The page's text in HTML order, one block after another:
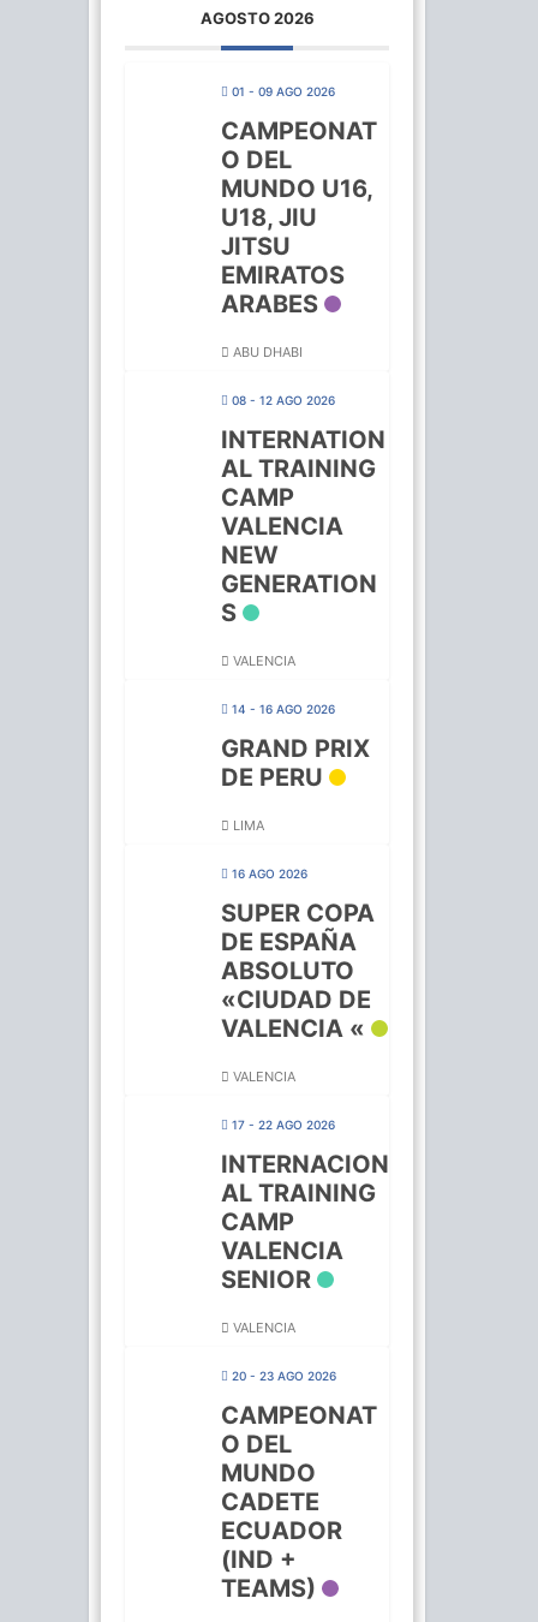
AGOSTO 2026
01 - 09 AGO 2026
CAMPEONAT
O DEL
MUNDO U16,
U18, JIU
JITSU
EMIRATOS
ARABES
ABU DHABI
08 - 12 AGO 2026
INTERNATION
AL TRAINING
CAMP
VALENCIA
NEW
GENERATION
S
VALENCIA
14 - 16 AGO 2026
GRAND PRIX
DE PERU
LIMA
16 AGO 2026
SUPER COPA
DE ESPAÑA
ABSOLUTO
«CIUDAD DE
VALENCIA «
VALENCIA
17 - 22 AGO 2026
INTERNACION
AL TRAINING
CAMP
VALENCIA
SENIOR
VALENCIA
20 - 23 AGO 2026
CAMPEONAT
O DEL
MUNDO
CADETE
ECUADOR
(IND +
TEAMS)